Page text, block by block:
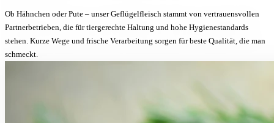
Ob Hähnchen oder Pute – unser Geflügelfleisch stammt von vertrauensvollen
Partnerbetrieben, die für tiergerechte Haltung und hohe Hygienestandards
stehen. Kurze Wege und frische Verarbeitung sorgen für beste Qualität, die man
schmeckt.